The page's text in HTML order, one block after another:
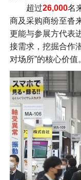
超过26,000名
商及采购商纷至沓
更能与参展方代表
接需求，挖掘合作
对场所”的核心价值